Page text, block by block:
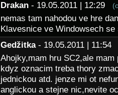
Drakan - 19.05.2011 | 12:29
nemas tam nahodou ve hre
Klavesnice ve Windowsech
Gedžitka - 19.05.2011 |
Ahojky,mam hru SC2,ale
kdyz oznacim treba thory
jednickou atd. jenze mi ot
anglickou a stejne nic,nevite